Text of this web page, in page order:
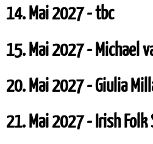
14. Mai 2027 - tbc
15. Mai 2027 - Michael
20. Mai 2027 - Giulia
21. Mai 2027 - Irish Folk